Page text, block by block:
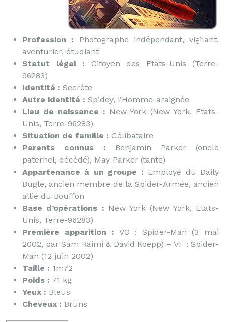
Profession : Photographe indépendant, vigilant,
aventurier, étudiant
Statut légal : Citoyen des Etats-Unis (Terre-
96283)
Identité : Secrète
Autre identité : Spidey, l’Homme-araignée
Lieu de naissance : New York (New York, Etats-
Unis, Terre-96283)
Situation de famille : Célibataire
Parents connus : Benjamin Parker (oncle
paternel, décédé), May Parker (tante)
Appartenance à un groupe : Employé du Daily
Bugle, ancien membre de la Spider-Armée, ancien
allié du Bouffon
Base d’opérations : New York (New York, Etats-
Unis, Terre-96283)
Première apparition : VO : Spider-Man (3 mai
2002, par Sam Raimi & David Koepp) – VF : Spider-
Man (12 juin 2002)
Taille : 1m72
Poids : 71 kg
Yeux : Bleus
Cheveux : Bruns